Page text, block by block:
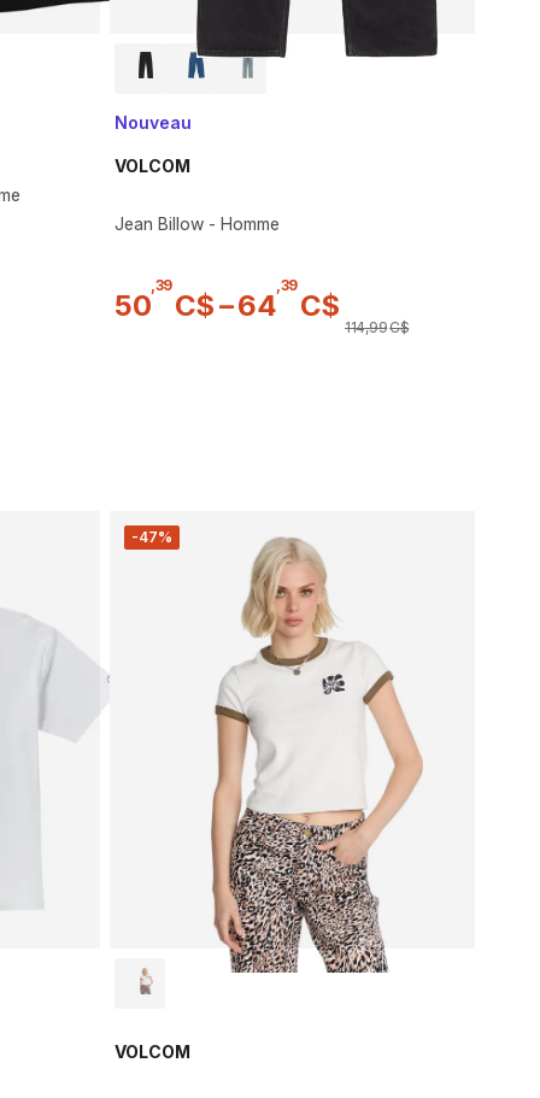
Nouveau
VOLCOM
Jean Billow - Homme
50
39
C$–64
39
C$
114,99C$
-47%
VOLCOM